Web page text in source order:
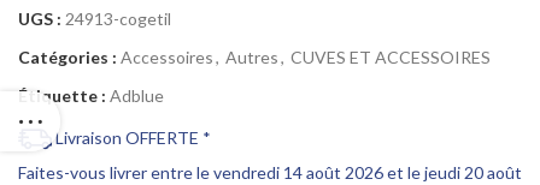
UGS : 24913-cogetil
Catégories : Accessoires, Autres, CUVES ET ACCESSOIRES
Étiquette : Adblue
Livraison OFFERTE *
Faites-vous livrer entre le vendredi 14 août 2026 et le jeudi 20 août